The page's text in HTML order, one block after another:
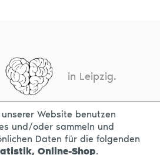
in Leipzig.
DATENSCHUTZ
Website benutzen
und/oder sammeln und
Daten für die folgenden
Online-Shop.